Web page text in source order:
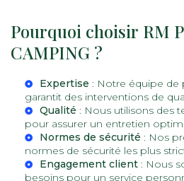
Pourquoi choisir RM
CAMPING ?
Expertise : Notre équipe de
garantit des interventions de
Qualité : Nous utilisons des
pour assurer un entretien
Normes de sécurité : Nos
normes de sécurité les plus
Engagement client : Nous
besoins pour un service